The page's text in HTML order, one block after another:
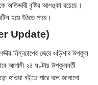
অতিভারী বৃষ্টির আশঙ্কা রয়েছে।
হয়ে উঠতে পারে।
Update)
নিম্নচাপের জেরে ওড়িশার উপকূল
আগামী ২৪ ঘণ্টায় উপকূলবর্তী
হাওয়া বইতে পারে বলে জানানো